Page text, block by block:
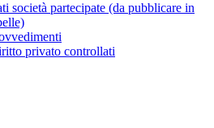
società partecipate (da pubblicare in
privato controllati